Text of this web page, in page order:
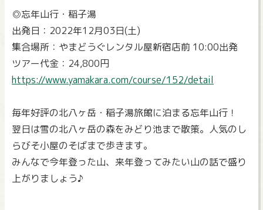
◎忘年山行・稲子湯
出発日：2022年12月03日(土)
集合場所：やまどうぐレンタル屋新宿店前 10:00出発
ツアー代金：24,800円
https://www.yamakara.com/course/152/detail
毎年好評の北八ヶ岳・稲子湯旅館に泊まる忘年山行！
翌日は雪の北八ヶ岳の森をみどり池まで散策。人気のし
らびそ小屋のそばまで歩きます。
みんなで今年登った山、来年登ってみたい山の話で盛り
上がりましょう♪